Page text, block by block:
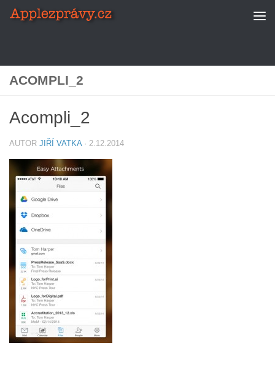
Skip to content
ACOMPLI_2
Acompli_2
AUTOR JIŘÍ VATKA · 2.12.2014